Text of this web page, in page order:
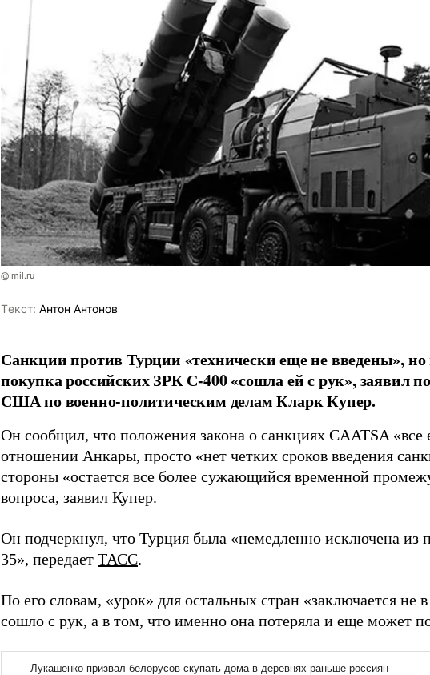
@ mil.ru
Tекст: Антон Антонов
Санкции против Турции «технически еще не введены», но
покупка российских ЗРК С-400 «сошла ей с рук», заявил
США по военно-политическим делам Кларк Купер.
Он сообщил, что положения закона о санкциях CAATSA
отношении Анкары, просто «нет четких сроков введения
стороны «остается все более сужающийся временной
вопроса, заявил Купер.
Он подчеркнул, что Турция была «немедленно исключена из
35», передает ТАСС.
По его словам, «урок» для остальных стран «заключается не
сошло с рук, а в том, что именно она потеряла и еще может